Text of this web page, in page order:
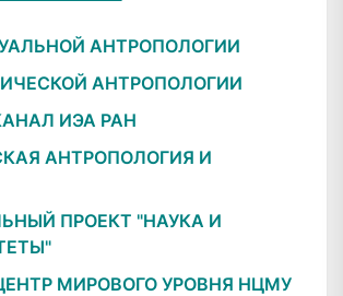
АНТРОПОЛОГИИ
АНТРОПОЛОГИИ
ИЭА РАН
АНТРОПОЛОГИЯ И
ПРОЕКТ "НАУКА И
МИРОВОГО УРОВНЯ НЦМУ